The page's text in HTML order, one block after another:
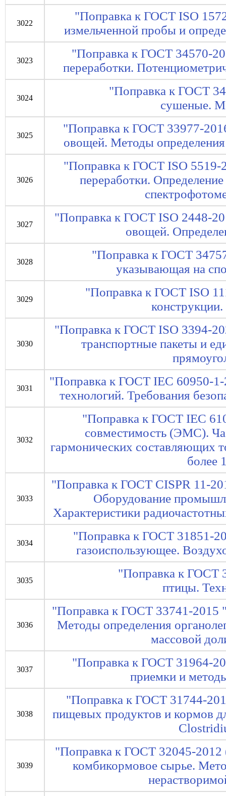
3022
"Поправка к ГОСТ ISO
измельченной пробы и
3023
"Поправка к ГОСТ 34570-
переработки.
3024
"Поправка к ГОСТ
сушеные.
3025
"Поправка к ГОСТ 33977-
овощей. Методы
3026
"Поправка к ГОСТ ISO
переработки.
3027
"Поправка к ГОСТ ISO 2448-
овощей.
3028
"Поправка к ГОСТ
указывающая на
3029
"Поправка к ГОСТ ISO
3030
"Поправка к ГОСТ ISO 3394-
транспортные пакеты и
3031
"Поправка к ГОСТ IEC 60950-
технологий. Требования
3032
"Поправка к ГОСТ IEC
совместимость (ЭМС).
гармонических составляющих
более
3033
"Поправка к ГОСТ CISPR 11-
Оборудование
Характеристики
3034
"Поправка к ГОСТ 31851-
газоиспользующее.
3035
"Поправка к ГОСТ
птицы.
3036
"Поправка к ГОСТ 33741-2015
Методы определения
массовой
3037
"Поправка к ГОСТ 31964-
приемки и
3038
"Поправка к ГОСТ 31744-
пищевых продуктов и кормов
3039
"Поправка к ГОСТ 32045-
комбикормовое сырье.